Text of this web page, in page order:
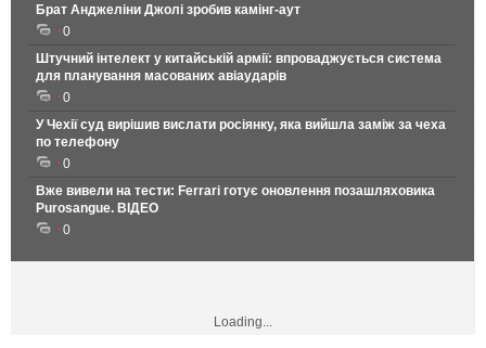
Брат Анджеліни Джолі зробив камінг-аут
0
Штучний інтелект у китайській армії: впроваджується система
для планування масованих авіаударів
0
У Чехії суд вирішив вислати росіянку, яка вийшла заміж за чеха
по телефону
0
Вже вивели на тести: Ferrari готує оновлення позашляховика
Purosangue. ВІДЕО
0
Loading...